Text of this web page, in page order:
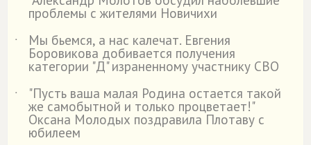
проблемы с жителями Новичихи
˙
Мы бьемся, а нас калечат. Евгения
Боровикова добивается получения
категории "Д" израненному участнику СВО
˙
"Пусть ваша малая Родина остается такой
же самобытной и только процветает!"
Оксана Молодых поздравила Плотаву с
юбилеем